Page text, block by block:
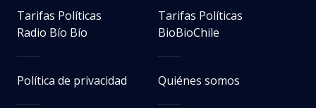
Tarifas Políticas
Radio Bío Bío
Tarifas Políticas
BioBioChile
Política de privacidad Quiénes somos